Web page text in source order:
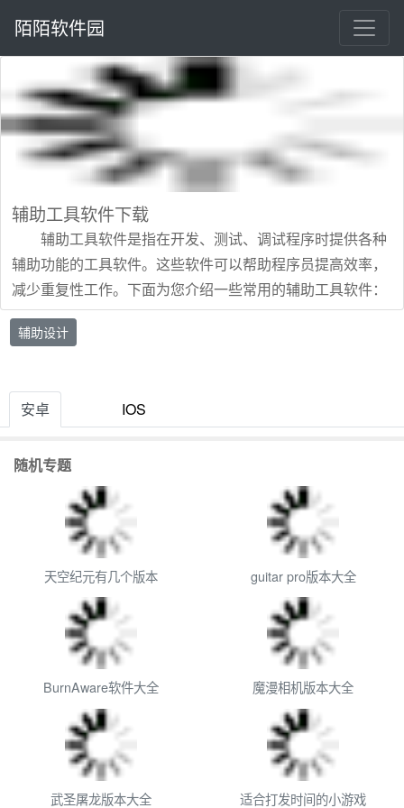
陌陌软件园
辅助工具软件下载
辅助工具软件是指在开发、测试、调试程序时提供各种
辅助功能的工具软件。这些软件可以帮助程序员提高效率，
减少重复性工作。下面为您介绍一些常用的辅助工具软件：
1. Source Insight：支持开发语言，具有查找、定位、
彩色显示等功能，被广泛用于源代码阅读可以新建项目、删
学、平面几何、物理等领域，提供了强大的功能供用户自定
义教学课件。可以画点、向量、线段、直线、多边形、圆锥
转换为PDF格式，方便保存和传输。 4. smallPDF：提
供Word转PDF的功能，每小时转两个文件。还可以免费在
线文档、免费数据搜集与协作工具等。 5. 石墨文档：可
以将Word的内容复制到石墨文档，在线查看/修改。还支持
Excel、简道云等在线协作工具。 6. 百度图说：提供在
线图表制作工具，图标类型很多。 以上是一些常用的辅
助工具软件，可以帮助程序员提高开发效率和减少重复性工
辅助设计
安卓 IOS
随机专题
天空纪元有几个版本 guitar pro版本大全
BurnAware软件大全 魔漫相机版本大全
武圣屠龙版本大全 适合打发时间的小游戏